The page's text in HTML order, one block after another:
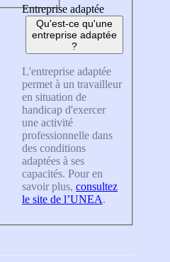
Entreprise adaptée
Qu'est-ce qu'une
entreprise adaptée
?
L'entreprise adaptée
permet à un travailleur
en situation de
handicap d'exercer
une activité
professionnelle dans
des conditions
adaptées à ses
capacités. Pour en
savoir plus, consultez
le site de l’UNEA.